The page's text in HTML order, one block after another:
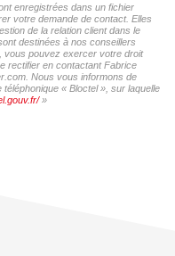
enregistrées dans un fichier
votre demande de contact. Elles
de la relation client dans le
destinées à nos conseillers
vous pouvez exercer votre droit
rectifier en contactant Fabrice
Nous vous informons de
« Bloctel », sur laquelle
»